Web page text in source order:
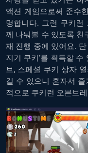
액션 게임으로써 준수
명합니다. 그런 쿠키런
께 나눠볼 수 있도록 친
재 진행 중에 있어요.
지기 쿠키’를 획득할
브, 스페셜 쿠키 상자
길 수 있으니 혼자서
적으로 쿠키런 오븐브